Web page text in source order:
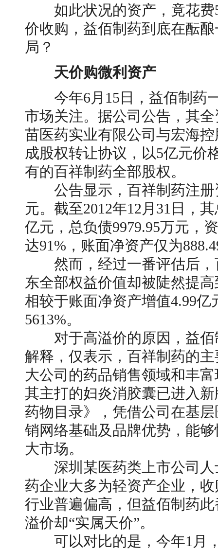
如此状况的资产，竟花费
价收购，益佰制药到底在酝
局？
天价购微利资产
今年6月15日，益佰制药
市场关注。据公司公告，其
苗医药实业有限公司与宏海
成股权转让协议，以5亿元价
有的百祥制药全部股权。
公告显示，百祥制药注册
元。截至2012年12月31日，
亿元，总负债9979.95万元，
达91%，账面净资产仅为
然而，经过一番评估后，
东全部权益价值却被陡然提高
相较于账面净资产增值4.99亿
5613%。
对于高溢价的原因，益佰
解释，仅表示，百祥制药的
大公司的药品销售领域和丰
其主打的妇炎消胶囊已进入
药物目录》，凭借公司在基
销网络基础及品牌优势，能
大市场。
深圳某医药类上市公司人
药企业大多为轻资产企业，
行业普遍偏高，但益佰制药
溢价却“实属天价”。
可以对比的是，今年1月